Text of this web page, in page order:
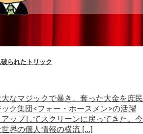
られたトリック
なマジックで暴き、奪った大金を庶民
ク集団<フォー・ホースメン>の活躍
ップしてスクリーンに戻ってきた。今
界の個人情報の横流 […]